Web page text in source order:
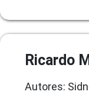
Ricardo
Autores: